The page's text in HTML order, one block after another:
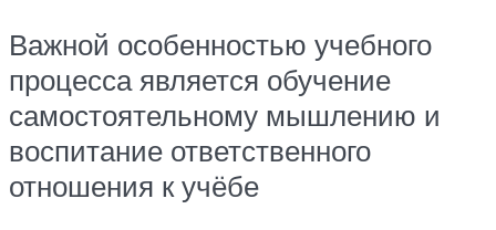
Важной особенностью учебного
процесса является обучение
самостоятельному мышлению и
воспитание ответственного
отношения к учёбе